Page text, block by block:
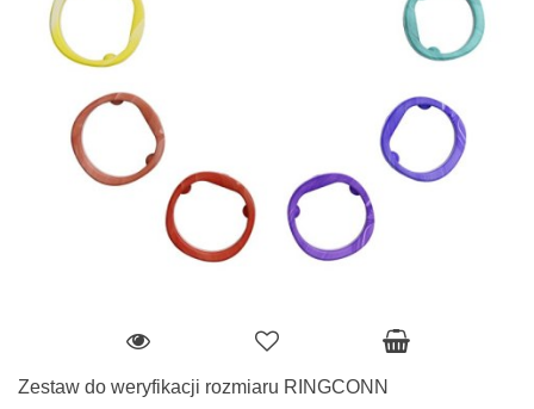
Zestaw do weryfikacji rozmiaru RINGCONN